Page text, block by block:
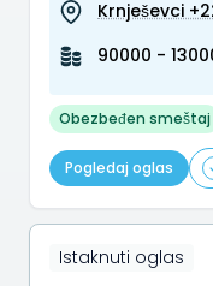
Krnješevci
90000 -
Obezbeđen smeštaj
Pogledaj oglas
Istaknuti oglas